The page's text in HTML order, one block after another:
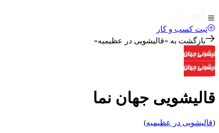
ثبت کسب و کار
بازگشت به «قالیشویی در عظیمیه»
قالیشویی جهان نما
(قالیشویی در عظیمیه)